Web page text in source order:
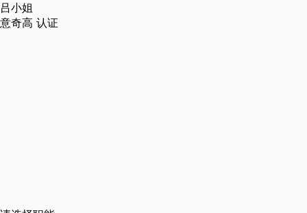
吕小姐
意奇高 认证